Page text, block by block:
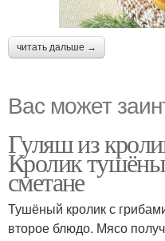
читать дальше →
Вас может
Гуляш из
Кролик
сметане
Тушёный кролик с
второе блюдо. Мясо